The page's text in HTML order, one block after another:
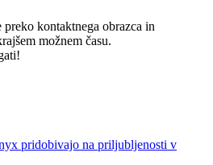
kontaktnega obrazca in
možnem času.